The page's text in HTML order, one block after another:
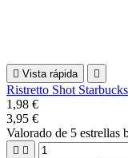
 Vista rápida 
Ristretto Shot
1,98 €
3,95 €
Valorado de 5 estrellas
 